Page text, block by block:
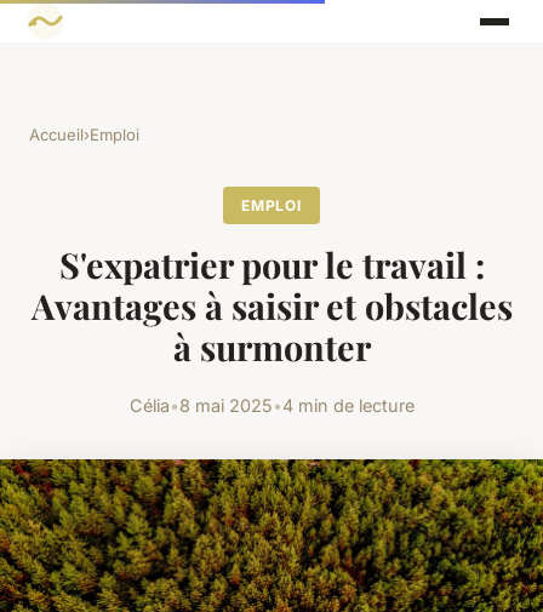
Accueil›Emploi
EMPLOI
S'expatrier pour le travail :
Avantages à saisir et obstacles
à surmonter
Célia•8 mai 2025•4 min de lecture